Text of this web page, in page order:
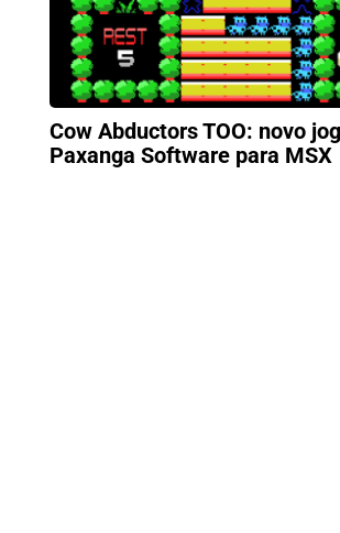
Cow Abductors TOO: novo
Paxanga Software para MSX